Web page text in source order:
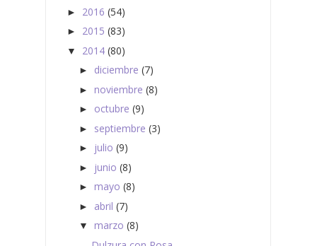
► 2016 (54)
► 2015 (83)
▼ 2014 (80)
► diciembre (7)
► noviembre (8)
► octubre (9)
► septiembre (3)
► julio (9)
► junio (8)
► mayo (8)
► abril (7)
▼ marzo (8)